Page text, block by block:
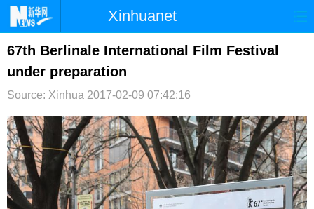
Xinhuanet
首页 时政 国际 港澳
台湾 财经
文娱 图片 视频 论坛
博客 微博
67th Berlinale International Film Festival
under preparation
Source: Xinhua 2017-02-09 07:42:16